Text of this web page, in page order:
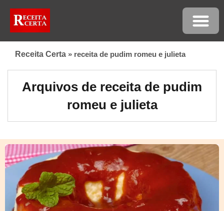
Receita Certa » receita de pudim romeu e julieta
Arquivos de receita de pudim
romeu e julieta